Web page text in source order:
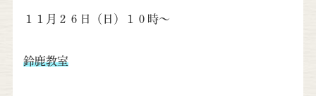
１１月２６日（日）１０時～
鈴鹿教室